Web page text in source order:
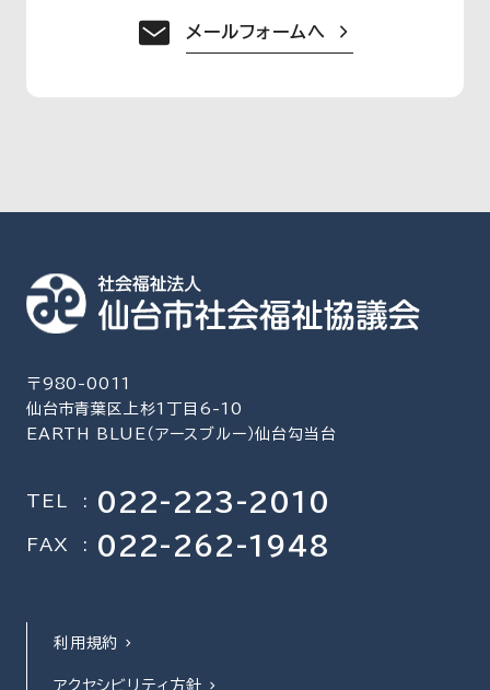
メールフォームへ
〒980-0011
仙台市青葉区上杉1丁目6-10
EARTH BLUE（アースブルー）仙台勾当台
TEL : 022-223-2010
FAX : 022-262-1948
利用規約
アクセシビリティ方針